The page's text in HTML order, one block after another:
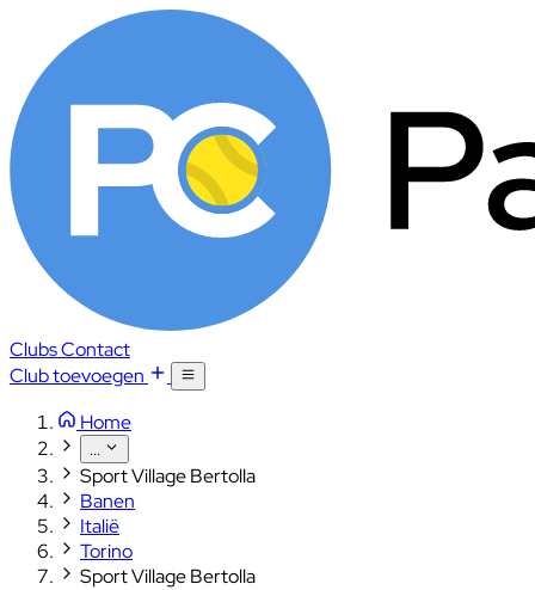
ClubsContact
Club toevoegen
Home
...
Sport Village Bertolla
Banen
Italië
Torino
Sport Village Bertolla